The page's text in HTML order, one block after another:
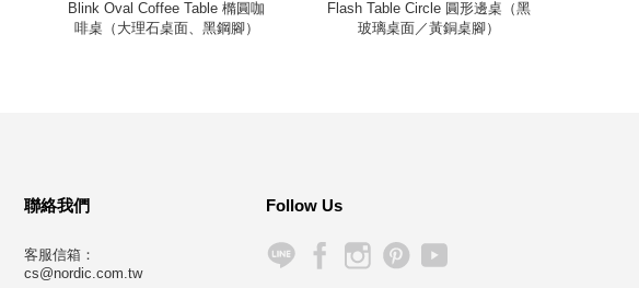
Blink Oval Coffee Table 橢圓咖
啡桌（大理石桌面、黑鋼腳）
Flash Table Circle 圓形邊桌（黑
玻璃桌面／黃銅桌腳）
聯絡我們
客服信箱：
cs@nordic.com.tw
Follow Us